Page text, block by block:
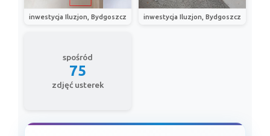
inwestycja Iluzjon, Bydgoszcz inwestycja Iluzjon, Bydgoszcz
spośród
75
zdjęć usterek